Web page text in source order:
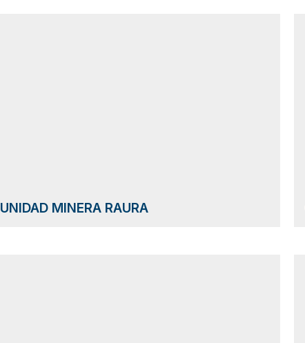
UNIDAD MINERA RAURA